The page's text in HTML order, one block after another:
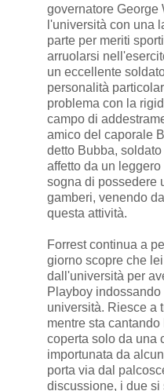
governatore George
l'università con una
parte per meriti
arruolarsi
un eccellente
personalità
problema con la
campo di
amico del caporale
detto Bubba,
affetto da un
sogna di possedere
gamberi, venendo
questa attività.
Forrest continua a
giorno scopre che
dall'università per
Playboy
università. Riesce a
mentre sta
coperta solo da una
importunata da
porta via dal
discussione, i due si